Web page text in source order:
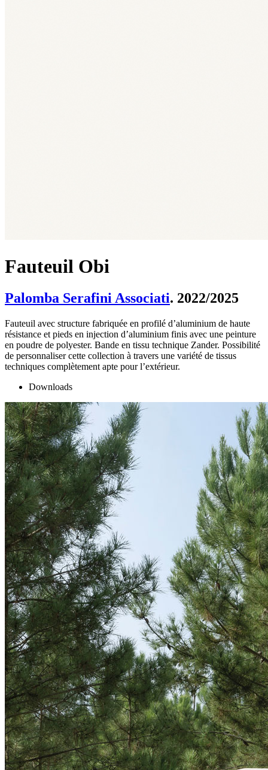
Fauteuil Obi
Palomba Serafini Associati. 2022/2025
Fauteuil avec structure fabriquée en profilé d’aluminium de haute
résistance et pieds en injection d’aluminium finis avec une peinture
en poudre de polyester. Bande en tissu technique Zander. Possibilité
de personnaliser cette collection à travers une variété de tissus
techniques complètement apte pour l’extérieur.
Downloads